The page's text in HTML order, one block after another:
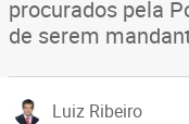
procurados pela
de serem
Luiz Ribeiro